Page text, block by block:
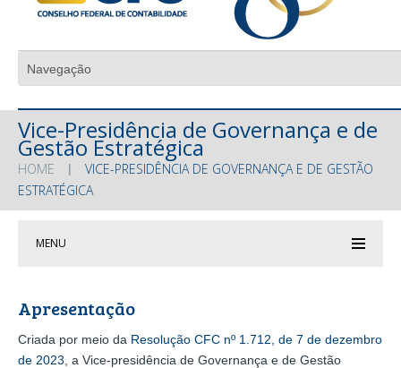
Vice-Presidência de Governança e de
Gestão Estratégica
HOME
VICE-PRESIDÊNCIA DE GOVERNANÇA E DE GESTÃO
ESTRATÉGICA
MENU
Apresentação
Criada por meio da Resolução CFC nº 1.712, de 7 de dezembro
de 2023 , a Vice-presidência de Governança e de Gestão